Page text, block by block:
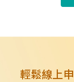
輕鬆線上